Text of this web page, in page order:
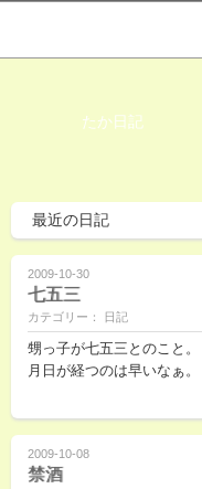
たか日記
2009-10-30
七五三
カテゴリー： 日記
甥っ子が七五三とのこと。
月日が経つのは早いなぁ。
2009-10-08
禁酒